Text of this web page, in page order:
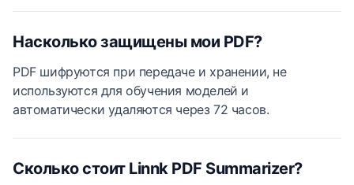
Насколько защищены мои PDF?
PDF шифруются при передаче и хранении, не
используются для обучения моделей и
автоматически удаляются через 72 часов.
Сколько стоит Linnk PDF Summarizer?